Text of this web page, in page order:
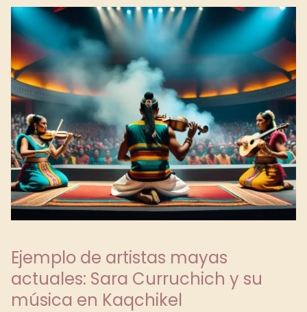
Ejemplo de artistas mayas
actuales: Sara Curruchich y su
música en Kaqchikel